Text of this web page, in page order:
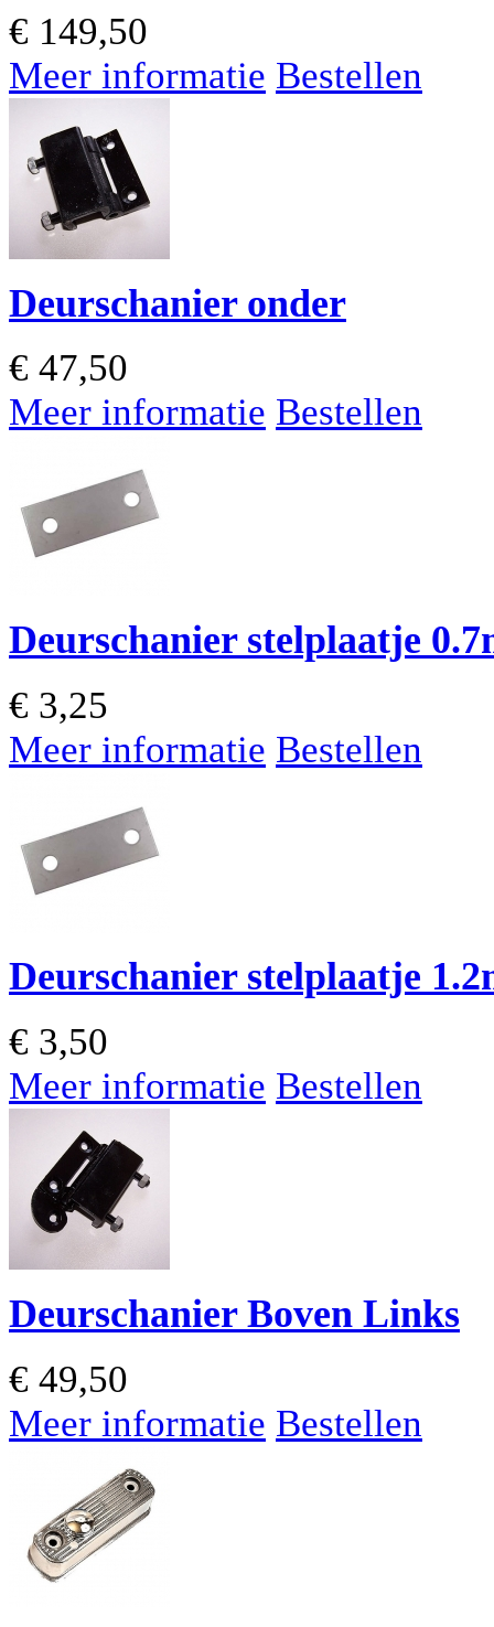
€ 149,50
Meer informatie Bestellen
Deurschanier onder
€ 47,50
Meer informatie Bestellen
Deurschanier stelplaatje
€ 3,25
Meer informatie Bestellen
Deurschanier stelplaatje
€ 3,50
Meer informatie Bestellen
Deurschanier Boven Links
€ 49,50
Meer informatie Bestellen